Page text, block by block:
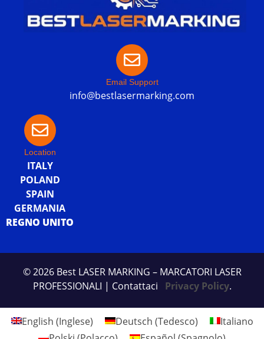
Email Support
info@bestlasermarking.com
Location
ITALY
POLAND
SPAIN
GERMANIA
REGNO UNITO
© 2026 Best LASER MARKING – MARCATORI LASER
PROFESSIONALI | Contattaci Privacy Policy.
English (Inglese) Deutsch (Tedesco)
Italiano